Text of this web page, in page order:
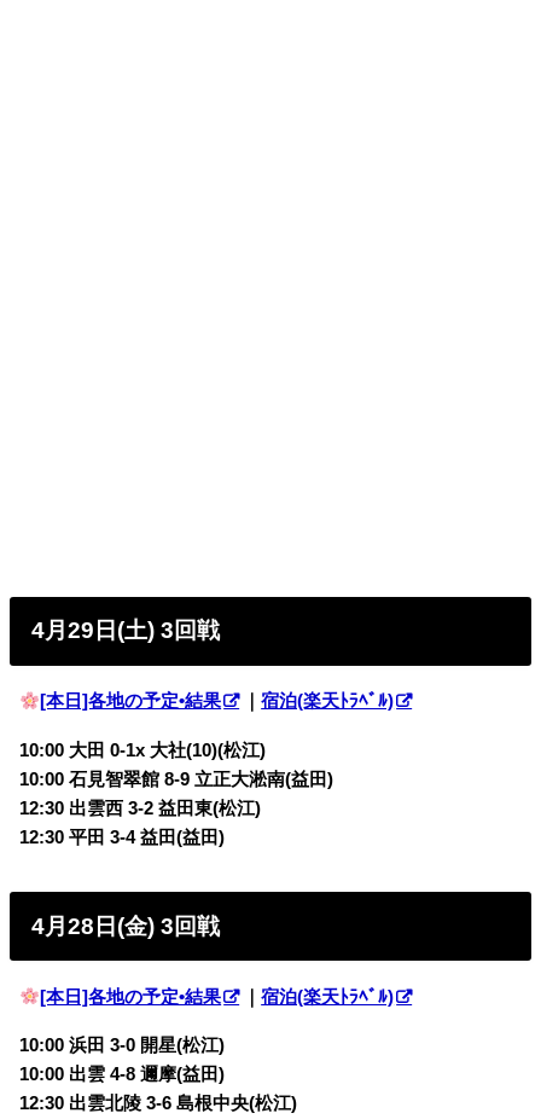
4月29日(土) 3回戦
[本日]各地の予定•結果 ｜宿泊(楽天ﾄﾗﾍﾞﾙ)
10:00 大田 0-1x 大社(10)(松江)
10:00 石見智翠館 8-9 立正大淞南(益田)
12:30 出雲西 3-2 益田東(松江)
12:30 平田 3-4 益田(益田)
4月28日(金) 3回戦
[本日]各地の予定•結果 ｜宿泊(楽天ﾄﾗﾍﾞﾙ)
10:00 浜田 3-0 開星(松江)
10:00 出雲 4-8 邇摩(益田)
12:30 出雲北陵 3-6 島根中央(松江)